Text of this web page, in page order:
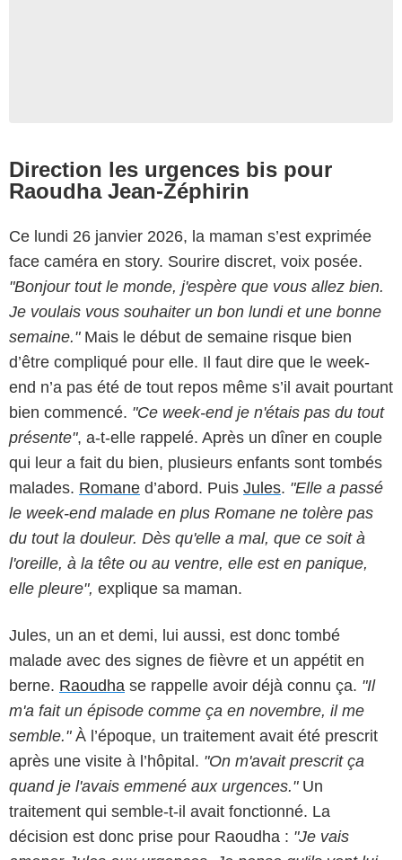
Direction les urgences bis pour
Raoudha Jean-Zéphirin
Ce lundi 26 janvier 2026, la maman s’est exprimée
face caméra en story. Sourire discret, voix posée.
"Bonjour tout le monde, j'espère que vous allez bien.
Je voulais vous souhaiter un bon lundi et une bonne
semaine."Mais le début de semaine risque bien
d’être compliqué pour elle. Il faut dire que le week-
end n’a pas été de tout repos même s’il avait pourtant
bien commencé. "Ce week-end je n'étais pas du tout
présente", a-t-elle rappelé. Après un dîner en couple
qui leur a fait du bien, plusieurs enfants sont tombés
malades. Romane d’abord. Puis Jules. "Elle a passé
le week-end malade en plus Romane ne tolère pas
du tout la douleur. Dès qu'elle a mal, que ce soit à
l'oreille, à la tête ou au ventre, elle est en panique,
elle pleure", explique sa maman.
Jules, un an et demi, lui aussi, est donc tombé
malade avec des signes de fièvre et un appétit en
berne. Raoudha se rappelle avoir déjà connu ça. "Il
m'a fait un épisode comme ça en novembre, il me
semble."À l’époque, un traitement avait été prescrit
après une visite à l’hôpital. "On m'avait prescrit ça
quand je l'avais emmené aux urgences." Un
traitement qui semble-t-il avait fonctionné. La
décision est donc prise pour Raoudha : "Je vais